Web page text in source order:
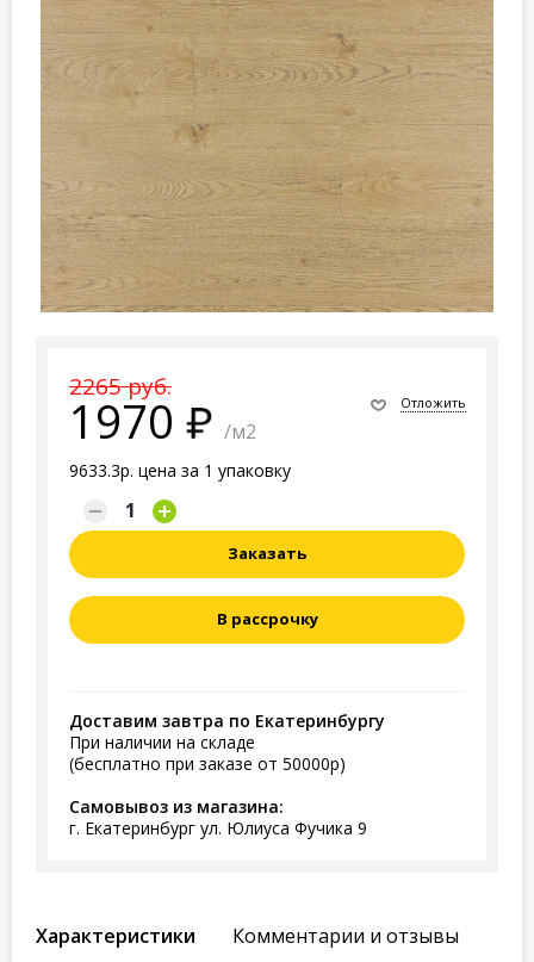
2265 руб.
1970 /м2
9633.3р. цена за 1 упаковку
Отложить
Заказать
В рассрочку
Доставим завтра по Екатеринбургу
При наличии на складе
(бесплатно при заказе от 50000р)
Самовывоз из магазина:
г. Екатеринбург ул. Юлиуса Фучика 9
Характеристики Комментарии и отзывы